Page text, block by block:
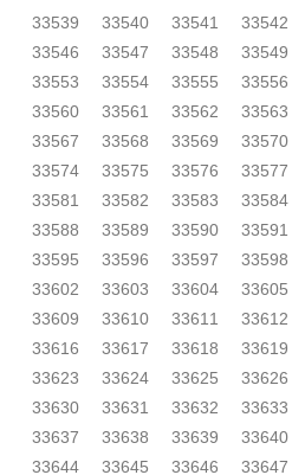
33539
33540 33541 33542
33546
33547 33548 33549
33553
33554 33555 33556
33560
33561 33562 33563
33567
33568 33569 33570
33574
33575 33576 33577
33581
33582 33583 33584
33588
33589 33590 33591
33595
33596 33597 33598
33602
33603 33604 33605
33609
33610 33611 33612
33616
33617 33618 33619
33623
33624 33625 33626
33630
33631 33632 33633
33637
33638 33639 33640
33644
33645 33646 33647